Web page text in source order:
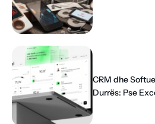
CRM dhe
Durrës: Pse